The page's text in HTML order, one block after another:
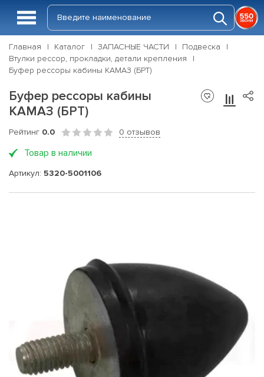
Главная Каталог ЗАПАСНЫЕ ЧАСТИ
Подвеска
Втулки рессор, прокладки, детали крепления
Буфер рессоры кабины КАМАЗ (БРТ)
Буфер рессоры кабины
КАМАЗ (БРТ)
Рейтинг 0.0 0 отзывов
Товар в наличии
Артикул: 5320-5001106